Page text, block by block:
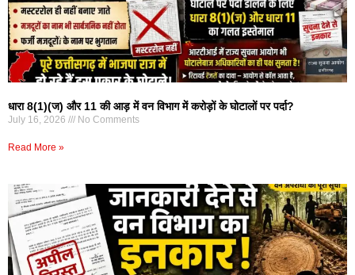
धारा 8(1)(ज) और 11 की आड़ में वन विभाग में करोड़ों के घोटालों पर पर्दा?
July 16, 2026 No Comments
Read More »